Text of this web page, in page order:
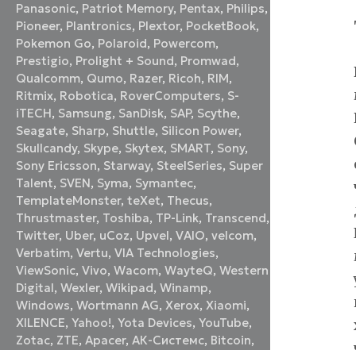
Panasonic, Patriot Memory, Pentax, Philips,
Pioneer, Plantronics, Plextor, PocketBook,
Pokemon Go, Polaroid, Powercom,
Prestigio, Prolight + Sound, Promwad,
Qualcomm, Qumo, Razer, Ricoh, RIM,
Ritmix, Robotica, RoverComputers, S-
iTECH, Samsung, SanDisk, SAP, Scythe,
Seagate, Sharp, Shuttle, Silicon Power,
Skullcandy, Skype, Skytex, SMART, Sony,
Sony Ericsson, Starway, SteelSeries, Super
Talent, SVEN, Syma, Symantec,
TemplateMonster,teXet, Thecus,
Thrustmaster, Toshiba, TP-Link, Transcend,
Twitter, Uber, uCoz, Upvel,VAIO,velcom,
Verbatim,Vertu,VIA Technologies,
ViewSonic,Vivo,Wacom,WayteQ,Western
Digital,Wexler,Wikipad,Winamp,
Windows,Wortmann AG,Xerox,Xiaomi,
XILENCE,Yahoo!,Yota Devices,YouTube,
Zotac, ZTE,Аpacer,АК-Системс, Вitcoin,